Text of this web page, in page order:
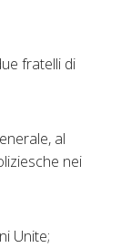
fratelli di
al
nei
Unite;